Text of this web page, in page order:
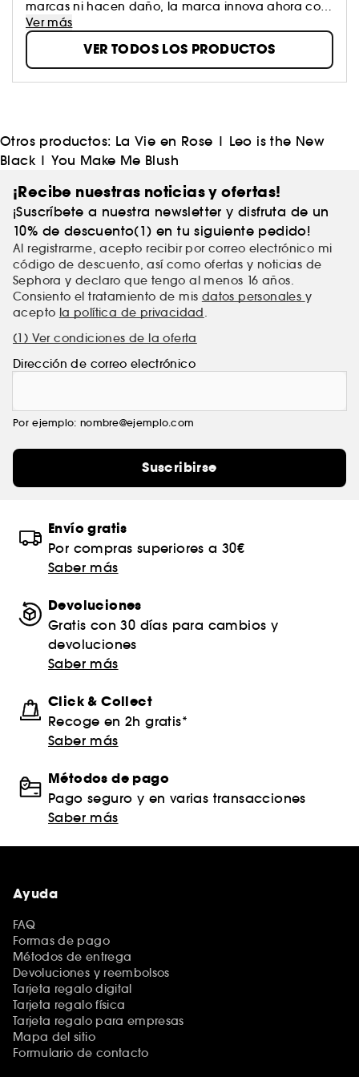
marcas ni hacen daño, la marca innova ahora con
productos de moda como los kits de rizos sin calor.
Diseño, comodidad y fijación perfecta para todo
tipo de pelo. Peinados sin concesiones que causan
sensación.
Ver más
VER TODOS LOS PRODUCTOS
Otros productos: La Vie en Rose | Leo is the New
Black |You Make Me Blush
¡Recibe nuestras noticias y ofertas!
¡Suscríbete a nuestra newsletter y disfruta de un
10% de descuento(1) en tu siguiente pedido!
Al registrarme, acepto recibir por correo electrónico mi
código de descuento, así como ofertas y noticias de
Sephora y declaro que tengo al menos 16 años.
Consiento el tratamiento de mis datos personales y
acepto la política de privacidad.
(1) Ver condiciones de la oferta
Dirección de correo electrónico
Por ejemplo: nombre@ejemplo.com
Suscribirse
Envío gratis
Por compras superiores a 30€
Saber más
Devoluciones
Gratis con 30 días para cambios y
devoluciones
Saber más
Click & Collect
Recoge en 2h gratis*
Saber más
Métodos de pago
Pago seguro y en varias transacciones
Saber más
Ayuda
FAQ
Formas de pago
Métodos de entrega
Devoluciones y reembolsos
Tarjeta regalo digital
Tarjeta regalo física
Tarjeta regalo para empresas
Mapa del sitio
Formulario de contacto